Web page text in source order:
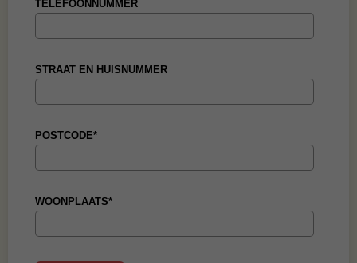
TELEFOONNUMMER
STRAAT EN HUISNUMMER
POSTCODE*
WOONPLAATS*